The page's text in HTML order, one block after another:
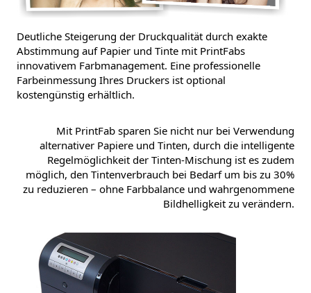
Deutliche Steigerung der Druckqualität durch exakte
Abstimmung auf Papier und Tinte mit PrintFabs
innovativem Farbmanagement. Eine professionelle
Farbeinmessung Ihres Druckers ist optional
kostengünstig erhältlich.
Mit PrintFab sparen Sie nicht nur bei Verwendung
alternativer Papiere und Tinten, durch die intelligente
Regelmöglichkeit der Tinten-Mischung ist es zudem
möglich, den Tintenverbrauch bei Bedarf um bis zu 30%
zu reduzieren – ohne Farbbalance und wahrgenommene
Bildhelligkeit zu verändern.